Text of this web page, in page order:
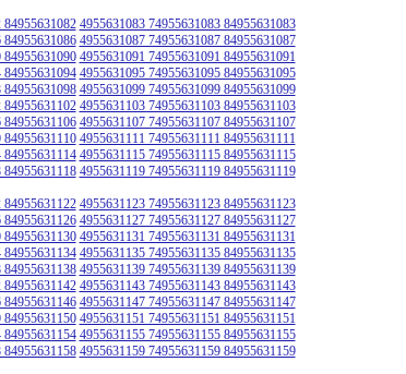
84955631082 4955631083 74955631083 84955631083
84955631086 4955631087 74955631087 84955631087
84955631090 4955631091 74955631091 84955631091
84955631094 4955631095 74955631095 84955631095
84955631098 4955631099 74955631099 84955631099
84955631102 4955631103 74955631103 84955631103
84955631106 4955631107 74955631107 84955631107
84955631110 4955631111 74955631111 84955631111
84955631114 4955631115 74955631115 84955631115
84955631118 4955631119 74955631119 84955631119
84955631122 4955631123 74955631123 84955631123
84955631126 4955631127 74955631127 84955631127
84955631130 4955631131 74955631131 84955631131
84955631134 4955631135 74955631135 84955631135
84955631138 4955631139 74955631139 84955631139
84955631142 4955631143 74955631143 84955631143
84955631146 4955631147 74955631147 84955631147
84955631150 4955631151 74955631151 84955631151
84955631154 4955631155 74955631155 84955631155
84955631158 4955631159 74955631159 84955631159